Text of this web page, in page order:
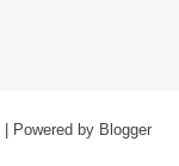
| Powered by Blogger